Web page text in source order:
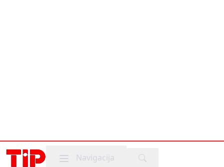
Mobile menu
Navigacija